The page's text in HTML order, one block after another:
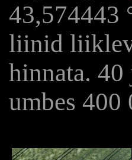
43,574443
liinid
hinnata.
umbes